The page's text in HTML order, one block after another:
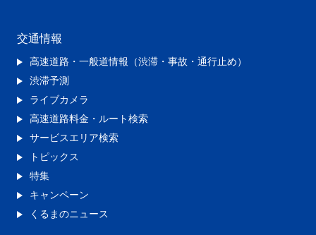
交通情報
高速道路・一般道情報（渋滞・事故・通行止め）
渋滞予測
ライブカメラ
高速道路料金・ルート検索
サービスエリア検索
トピックス
特集
キャンペーン
くるまのニュース